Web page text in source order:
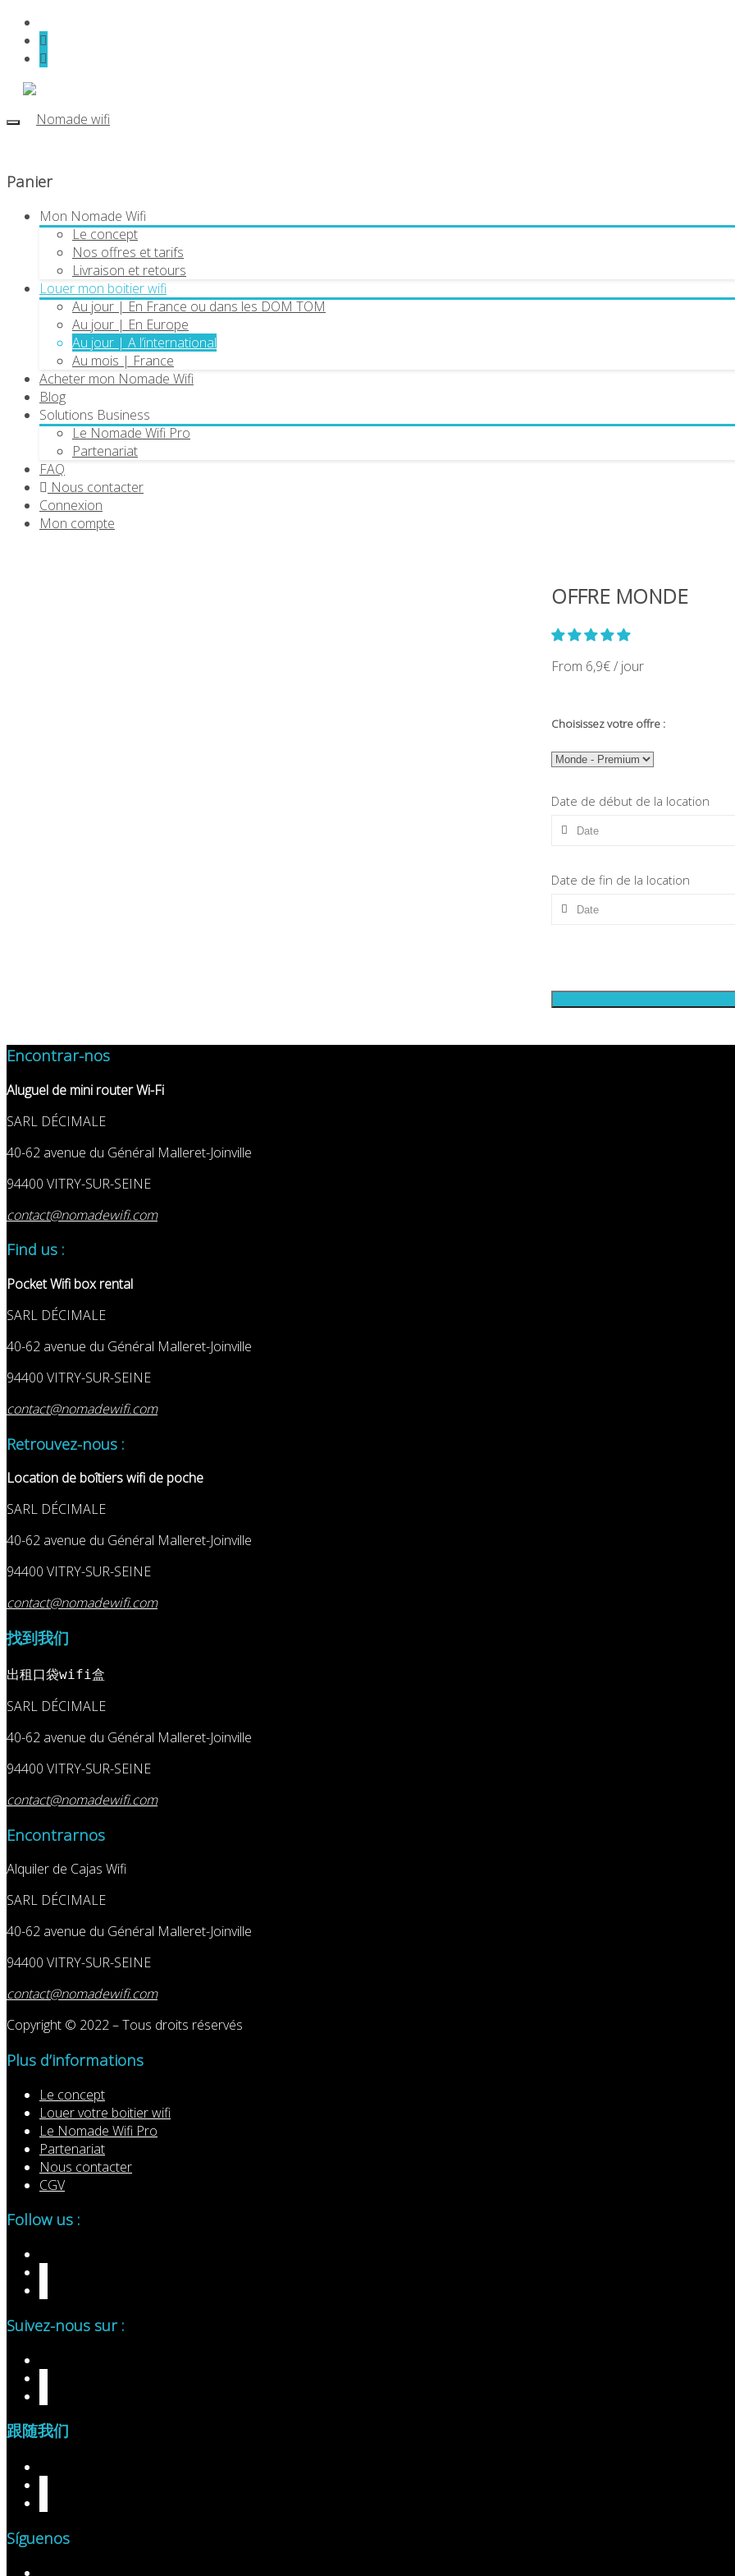
Panier
Mon Nomade Wifi
Le concept
Nos offres et tarifs
Livraison et retours
Louer mon boitier wifi
Au jour | En France ou dans les DOM TOM
Au jour | En Europe
Au jour | A l’international
Au mois | France
Acheter mon Nomade Wifi
Blog
Solutions Business
Le Nomade Wifi Pro
Partenariat
FAQ
Nous contacter
Connexion
Mon compte
OFFRE MONDE
From 6,9€ / jour
Choisissez votre offre :
Date de début de la location
Date de fin de la location
Encontrar-nos
Aluguel de mini router Wi-Fi
SARL DÉCIMALE
40-62 avenue du Général Malleret-Joinville
94400 VITRY-SUR-SEINE
contact@nomadewifi.com
Find us :
Pocket Wifi box rental
SARL DÉCIMALE
40-62 avenue du Général Malleret-Joinville
94400 VITRY-SUR-SEINE
contact@nomadewifi.com
Retrouvez-nous :
Location de boîtiers wifi de poche
SARL DÉCIMALE
40-62 avenue du Général Malleret-Joinville
94400 VITRY-SUR-SEINE
contact@nomadewifi.com
找到我们
出租口袋wifi盒
SARL DÉCIMALE
40-62 avenue du Général Malleret-Joinville
94400 VITRY-SUR-SEINE
contact@nomadewifi.com
Encontrarnos
Alquiler de Cajas Wifi
SARL DÉCIMALE
40-62 avenue du Général Malleret-Joinville
94400 VITRY-SUR-SEINE
contact@nomadewifi.com
Copyright © 2022 – Tous droits réservés
Plus d’informations
Le concept
Louer votre boitier wifi
Le Nomade Wifi Pro
Partenariat
Nous contacter
CGV
Follow us :
Suivez-nous sur :
跟随我们
Síguenos